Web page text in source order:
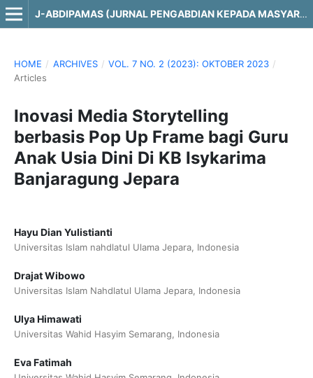
J-ABDIPAMAS (JURNAL PENGABDIAN KEPADA MASYARAKAT)
HOME / ARCHIVES / VOL. 7 NO. 2 (2023): OKTOBER 2023 /
Articles
Inovasi Media Storytelling
berbasis Pop Up Frame bagi Guru
Anak Usia Dini Di KB Isykarima
Banjaragung Jepara
Hayu Dian Yulistianti
Universitas Islam nahdlatul Ulama Jepara, Indonesia
Drajat Wibowo
Universitas Islam Nahdlatul Ulama Jepara, Indonesia
Ulya Himawati
Universitas Wahid Hasyim Semarang, Indonesia
Eva Fatimah